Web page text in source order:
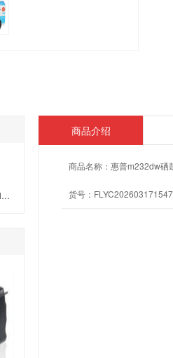
尤尼克斯（YONEX）
商品介绍
商品名称： 惠普m232dw硒
货号：